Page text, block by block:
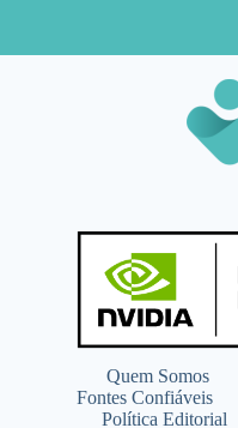
Quem Somos
Fontes Confiáveis
Política Editorial